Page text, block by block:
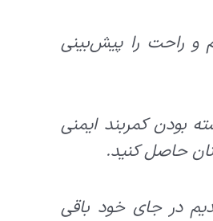
و راحت را پیش‌بینی
بودن کمربند ایمنی
حاصل کنید.
در جای خود باقی